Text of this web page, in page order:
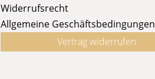
Widerrufsrecht
Allgemeine Geschäftsbedingungen
Vertrag widerrufen